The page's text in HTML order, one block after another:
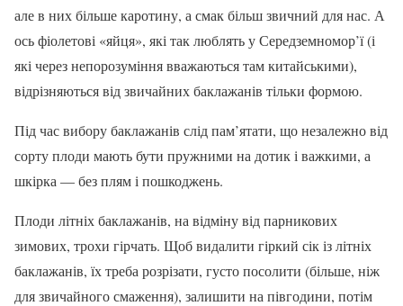
але в них більше каротину, а смак більш звичний для нас. А
ось фіолетові «яйця», які так люблять у Середземномор’ї (і
які через непорозуміння вважаються там китайськими),
відрізняються від звичайних баклажанів тільки формою.
Під час вибору баклажанів слід пам’ятати, що незалежно від
сорту плоди мають бути пружними на дотик і важкими, а
шкірка — без плям і пошкоджень.
Плоди літніх баклажанів, на відміну від парникових
зимових, трохи гірчать. Щоб видалити гіркий сік із літніх
баклажанів, їх треба розрізати, густо посолити (більше, ніж
для звичайного смаження), залишити на півгодини, потім